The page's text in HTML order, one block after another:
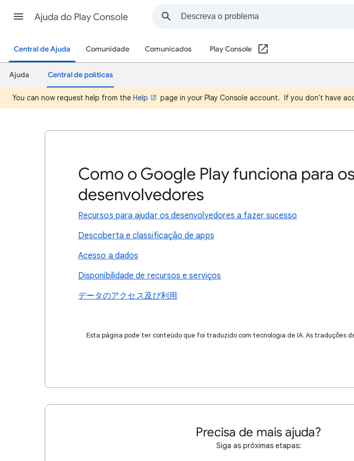
Ajuda do Play Console
Central de Ajuda Comunidade Comunicados Play Console
Ajuda Central de políticas
You can now request help from the Help page in your Play Console account. If you don't have
Como o Google Play funciona para
desenvolvedores
Recursos para ajudar os desenvolvedores a fazer sucesso
Descoberta e classificação de apps
Acesso a dados
Disponibilidade de recursos e serviços
データのアクセス及び利用
Esta página pode ter conteúdo que foi traduzido com tecnologia de IA. As traduções
Precisa de mais ajuda?
Siga as próximas etapas: